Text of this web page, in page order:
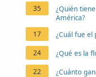
35
¿Quién
América?
17
¿Cuál fue
24 ¿Qué es la
22 ¿Cuánto